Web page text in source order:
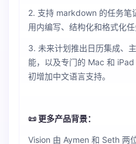
2. 支持 markdown 的任务笔
用内编写、结构化和格式化任
3. 未来计划推出日历集成、
能，以及专门的 Mac 和
初增加中文语言支持。
📜 更多产品背景：
Vision 由 Aymen 和 Seth 两